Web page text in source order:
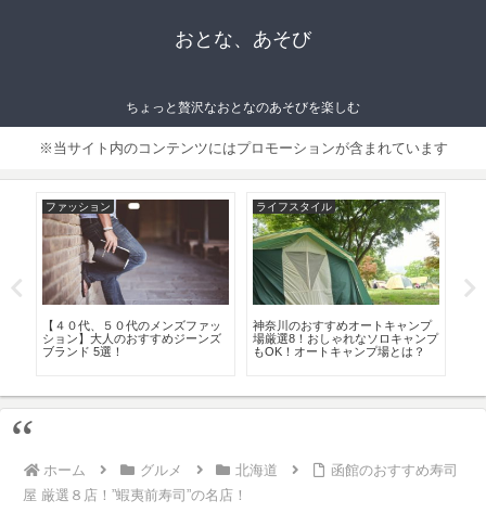
おとな、あそび
ちょっと贅沢なおとなのあそびを楽しむ
※当サイト内のコンテンツにはプロモーションが含まれています
ファッション
【４０代、５０代のメンズファッ
ション】大人のおすすめジーンズ
ブランド 5選！
ライフスタイル
神奈川のおすすめオートキャンプ
場厳選8！おしゃれなソロキャンプ
もOK！オートキャンプ場とは？
ホーム グルメ 北海道
函館のおすすめ寿司
屋 厳選８店！”蝦夷前寿司”の名店！